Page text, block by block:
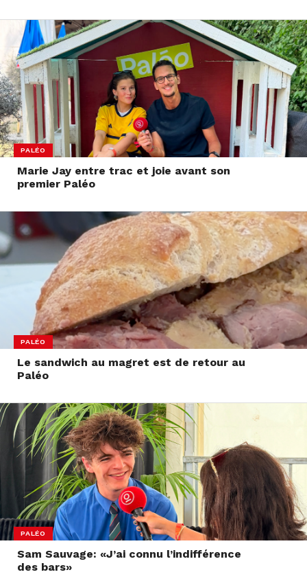
PALÉO
Marie Jay entre trac et joie avant son
premier Paléo
PALÉO
Le sandwich au magret est de retour au
Paléo
PALÉO
Sam Sauvage: «J’ai connu l’indifférence
des bars»